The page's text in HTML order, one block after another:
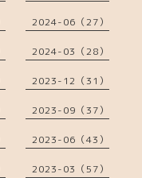
2024-06（27）
2024-03（28）
2023-12（31）
2023-09（37）
2023-06（43）
2023-03（57）